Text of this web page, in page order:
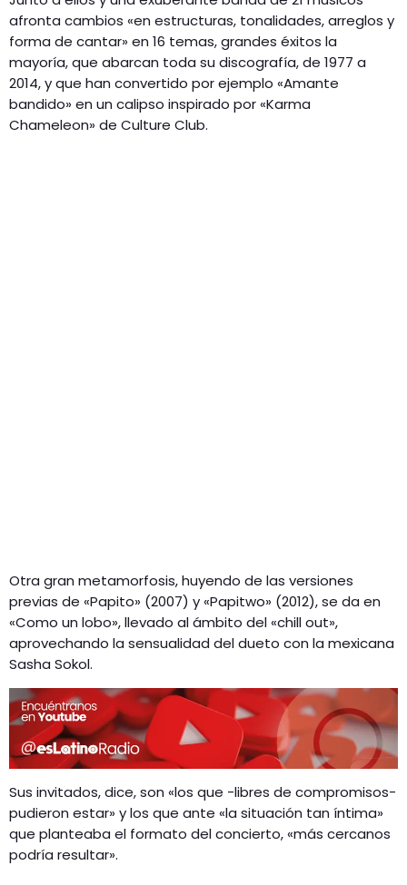
afronta cambios «en estructuras, tonalidades, arreglos y
forma de cantar» en 16 temas, grandes éxitos la
mayoría, que abarcan toda su discografía, de 1977 a
2014, y que han convertido por ejemplo «Amante
bandido» en un calipso inspirado por «Karma
Chameleon» de Culture Club.
Otra gran metamorfosis, huyendo de las versiones
previas de «Papito» (2007) y «Papitwo» (2012), se da en
«Como un lobo», llevado al ámbito del «chill out»,
aprovechando la sensualidad del dueto con la mexicana
Sasha Sokol.
Sus invitados, dice, son «los que -libres de compromisos-
pudieron estar» y los que ante «la situación tan íntima»
que planteaba el formato del concierto, «más cercanos
podría resultar».